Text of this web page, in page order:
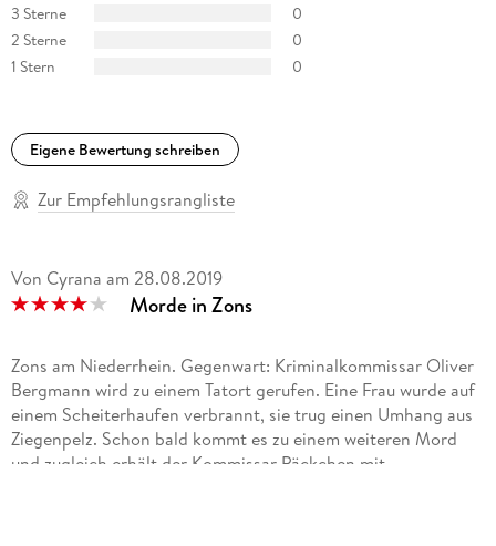
3 Sterne
0
2 Sterne
0
1 Stern
0
Eigene Bewertung schreiben
Zur Empfehlungsrangliste
Von Cyrana am 28.08.2019
Morde in Zons
Zons am Niederrhein. Gegenwart: Kriminalkommissar Oliver
Bergmann wird zu einem Tatort gerufen. Eine Frau wurde auf
einem Scheiterhaufen verbrannt, sie trug einen Umhang aus
Ziegenpelz. Schon bald kommt es zu einem weiteren Mord
und zugleich erhält der Kommissar Päckchen mit